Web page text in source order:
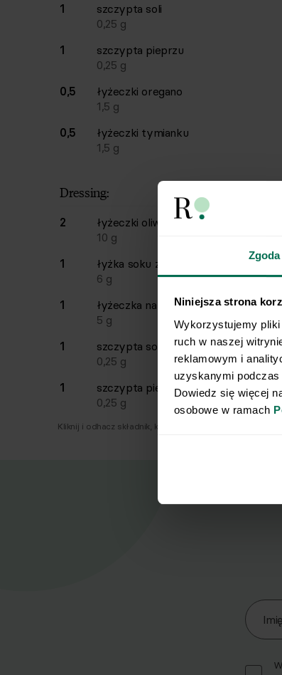
Zgoda
Niniejsza strona
Wykorzystujemy
ruch w naszej
reklamowym i
uzyskanymi podczas
Dowiedz się więcej
osobowe w ramach
1
szczypta soli
0,25 g
1
szczypta pieprzu
0,25 g
0,5
łyżeczki oregano
1,5 g
0,5
łyżeczki tymianku
1,5 g
Dressing:
2 łyżeczki oliwy z oliwek
10 g
1
łyżka soku z cytryny
6 g
1
łyżeczka natki pietruszki
5 g
1
szczypta soli
0,25 g
1
szczypta pieprzu
0,25 g
Kliknij i odhacz składnik, który już masz.
Imię